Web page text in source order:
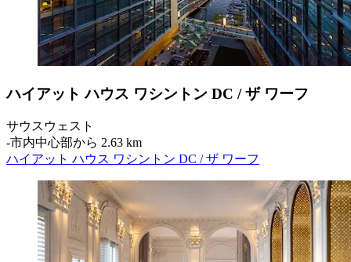
ハイアット ハウス ワシントン DC / ザ ワーフ
サウスウェスト
‐市内中心部から 2.63 km
ハイアット ハウス ワシントン DC / ザ ワーフ